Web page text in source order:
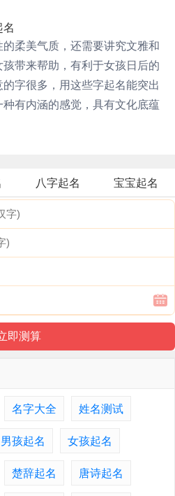
柔美气质，还需要讲究文雅和
带来帮助，有利于女孩日后的
字很多，用这些字起名能突出
有内涵的感觉，具有文化底蕴
八字起名 宝宝起名
名字大全
姓名测试
男孩起名
女孩起名
楚辞起名
唐诗起名